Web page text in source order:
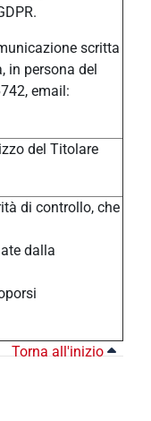
scritta
in persona del
email:
del Titolare
di controllo, che
dalla
Torna all'inizio